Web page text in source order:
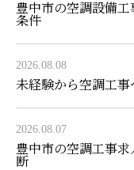
豊中市の空調設備
条件
2026.08.08
未経験から空調工
2026.08.07
豊中市の空調工事
断